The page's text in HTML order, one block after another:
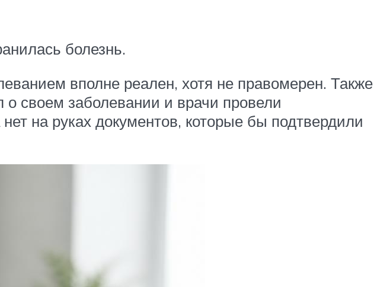
болезнь.
вполне реален, хотя не правомерен. Также
своем заболевании и врачи провели
на руках документов, которые бы подтвердили